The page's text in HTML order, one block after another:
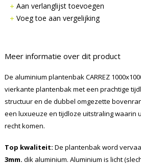
Aan verlanglijst toevoegen
Voeg toe aan vergelijking
Meer informatie over dit product
De aluminium plantenbak CARREZ
vierkante plantenbak met een prachtige
structuur en de dubbel omgezette
een luxueuze en tijdloze uitstraling waarin
recht komen.
Top kwaliteit: De plantenbak word
3mm. dik aluminium. Aluminium is licht